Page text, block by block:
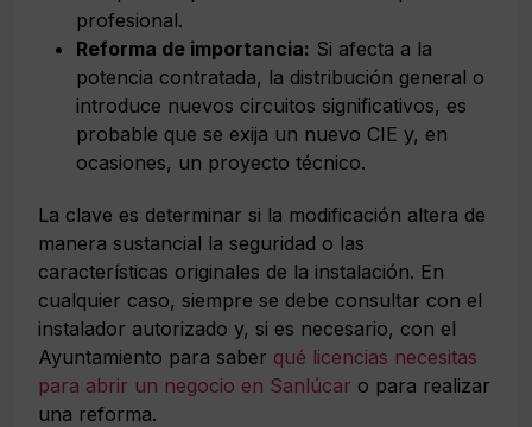
profesional.
Reforma de importancia: Si afecta a la
potencia contratada, la distribución general o
introduce nuevos circuitos significativos, es
probable que se exija un nuevo CIE y, en
ocasiones, un proyecto técnico.
La clave es determinar si la modificación altera de
manera sustancial la seguridad o las
características originales de la instalación. En
cualquier caso, siempre se debe consultar con el
instalador autorizado y, si es necesario, con el
Ayuntamiento para saber qué licencias necesitas
para abrir un negocio en Sanlúcar o para realizar
una reforma.